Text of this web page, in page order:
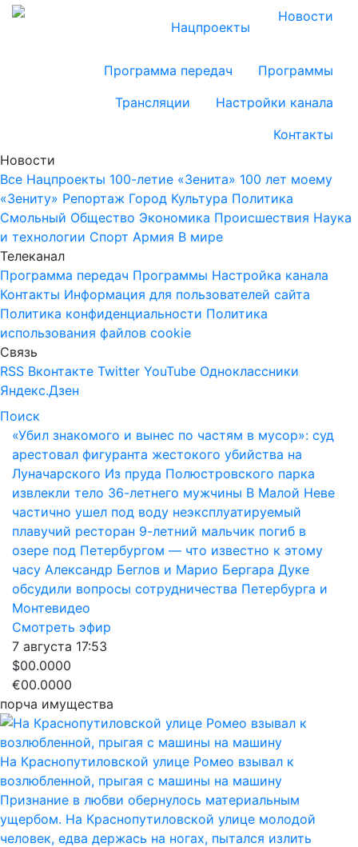
Нацпроекты
Новости
Программа передач
Программы
Трансляции
Настройки канала
Контакты
Новости
Все Нацпроекты 100-летие «Зенита» 100 лет моему
«Зениту» Репортаж Город Культура Политика
Смольный Общество Экономика Происшествия Наука
и технологии Спорт Армия В мире
Телеканал
Программа передач Программы Настройка канала
Контакты Информация для пользователей сайта
Политика конфиденциальности Политика
использования файлов cookie
Связь
RSS Вконтакте Twitter YouTube Одноклассники
Яндекс.Дзен
Поиск
«Убил знакомого и вынес по частям в мусор»: суд
арестовал фигуранта жестокого убийства на
Луначарского Из пруда Полюстровского парка
извлекли тело 36-летнего мужчины В Малой Неве
частично ушел под воду неэксплуатируемый
плавучий ресторан 9-летний мальчик погиб в
озере под Петербургом — что известно к этому
часу Александр Беглов и Марио Бергара Дуке
обсудили вопросы сотрудничества Петербурга и
Монтевидео
Смотреть эфир
7 августа 17:53
$00.0000
€00.0000
порча имущества
На Краснопутиловской улице Ромео взывал к
возлюбленной, прыгая с машины на машину
Признание в любви обернулось материальным
ущербом. На Краснопутиловской улице молодой
человек, едва держась на ногах, пытался излить